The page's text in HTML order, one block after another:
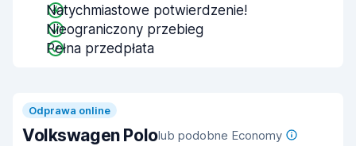
Natychmiastowe potwierdzenie!
Nieograniczony przebieg
Pełna przedpłata
Odprawa online
Volkswagen Pololub podobne Economy